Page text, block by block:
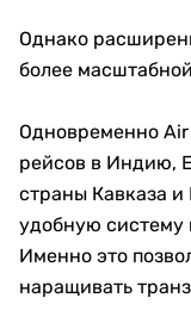
Однако
более
Одновременно Air
рейсов в Индию,
страны Кавказа
удобную систему
Именно это
наращивать